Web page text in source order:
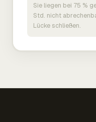
Sie liegen bei 75 %
Std. nicht
Lücke schließen.